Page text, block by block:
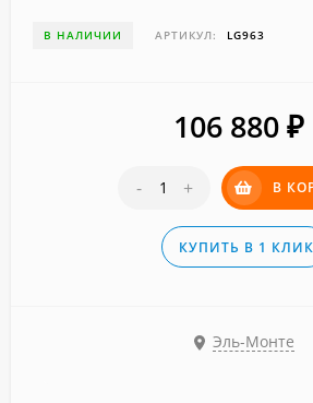
В НАЛИЧИИ АРТИКУЛ: LG963
106 880 ₽
- + В
КУПИТЬ В 1 КЛИК
Эль-Монте